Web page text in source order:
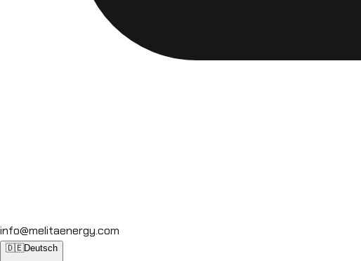
info@melitaenergy.com
🇩🇪Deutsch